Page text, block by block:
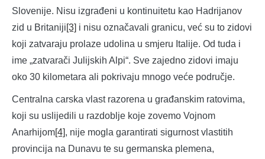
Slovenije. Nisu izgrađeni u kontinuitetu kao Hadrijanov
zid u Britaniji[3] i nisu označavali granicu, već su to zidovi
koji zatvaraju prolaze udolina u smjeru Italije. Od tuda i
ime „zatvarači Julijskih Alpi“. Sve zajedno zidovi imaju
oko 30 kilometara ali pokrivaju mnogo veće područje.
Centralna carska vlast razorena u građanskim ratovima,
koji su uslijedili u razdoblje koje zovemo Vojnom
Anarhijom[4], nije mogla garantirati sigurnost vlastitih
provincija na Dunavu te su germanska plemena,